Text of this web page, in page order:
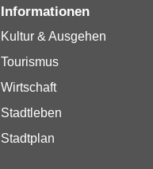
Informationen
Kultur & Ausgehen
Tourismus
Wirtschaft
Stadtleben
Stadtplan